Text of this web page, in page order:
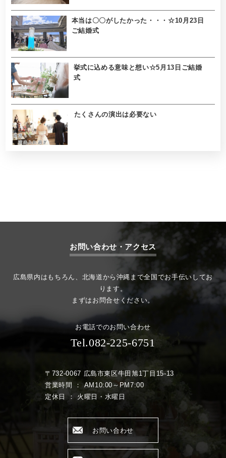
本当は〇〇がしたかった・・・☆10月23日
ご結婚式
挙式に込める意味と想い☆5月13日ご結婚
式
たくさんの演出は必要ない
お問い合わせ・アクセス
広島県内はもちろん、北海道から沖縄まで全国でお手伝いしてお
ります。
まずはお問合せください。
お電話でのお問い合わせ
Tel.082-225-6751
〒732-0067 広島市東区牛田旭1丁目15-13
営業時間 ： AM10:00～PM7:00
定休日 ： 火曜日・水曜日
お問い合わせ